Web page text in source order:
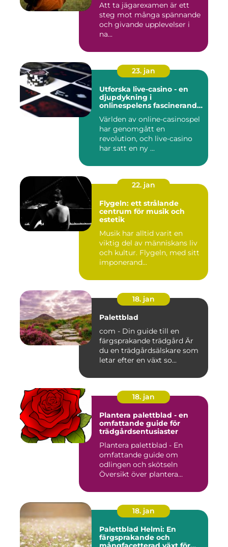
Att ta jägarexamen är ett
steg mot många spännande
och givande upplevelser i
na...
23. jan
Utforska live-casino - en
djupdykning i
onlinespelens fascinerande
Världen av online-casinospel
har genomgått en
revolution, och live-casino
har satt en ny ...
22. jan
Flygeln: ett strålande
centrum för musik och
estetik
Musik har alltid varit en
viktig del av människans liv
och kultur. Flygeln, med sitt
imponerand...
18. jan
Palettblad
com - Din guide till en
färgsprakande trädgård Är
du en trädgårdsälskare som
letar efter en växt so...
18. jan
Plantera palettblad - en
omfattande guide för
trädgårdsentusiaster
Plantera palettblad - En
omfattande guide om
odlingen och skötseln
Översikt över plantera
18. jan
Palettblad Helmi: En
färgsprakande och